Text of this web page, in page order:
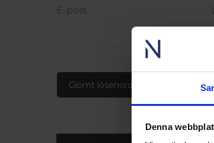
Denna
E-post
Glömt lösenord Skapa